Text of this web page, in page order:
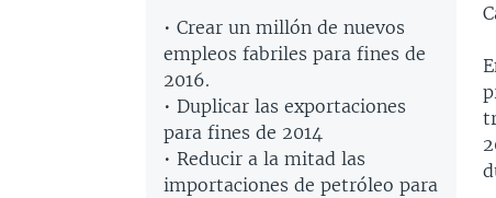
• Crear un millón de nuevos
empleos fabriles para fines de
2016.
• Duplicar las exportaciones
para fines de 2014
• Reducir a la mitad las
importaciones de petróleo para